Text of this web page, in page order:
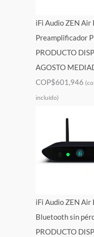
iFi Audio ZEN Air
Preamplificador
PRODUCTO
AGOSTO
COP$601,946
incluído)
iFi Audio ZEN Air
Bluetooth sin
PRODUCTO